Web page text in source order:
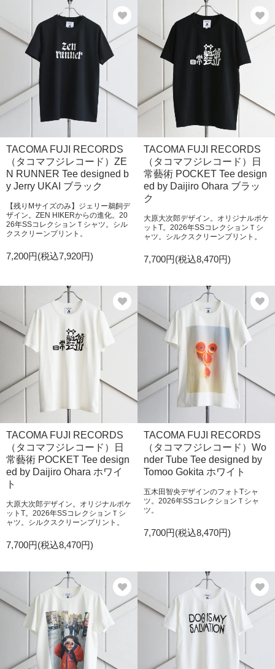
TACOMA FUJI RECORDS
（タコマフジレコード）ZE
N RUNNER Tee designed b
y Jerry UKAI ブラック
【残りMサイズのみ】ジェリー鵜飼デ
ザイン。ZEN HIKERからの進化。20
26年SSコレクションＴシャツ。シル
クスクリーンプリント。
7,200円(税込7,920円)
TACOMA FUJI RECORDS
（タコマフジレコード）日
常藝術 POCKET Tee design
ed by Daijiro Ohara ブラッ
ク
大原大次郎デザイン。オリジナルポケ
ットT。2026年SSコレクションＴシ
ャツ。シルクスクリーンプリント。
7,700円(税込8,470円)
TACOMA FUJI RECORDS
（タコマフジレコード）日
常藝術 POCKET Tee design
ed by Daijiro Ohara ホワイ
ト
大原大次郎デザイン。オリジナルポケ
ットT。2026年SSコレクションＴシ
ャツ。シルクスクリーンプリント。
7,700円(税込8,470円)
TACOMA FUJI RECORDS
（タコマフジレコード）Wo
nder Tube Tee designed by
Tomoo Gokita ホワイト
五木田智央デザインのフォトTシャ
ツ。2026年SSコレクションＴシャ
ツ。
7,700円(税込8,470円)